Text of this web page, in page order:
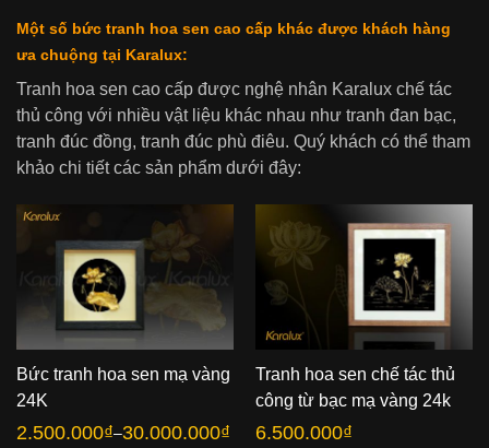
Một số bức tranh hoa sen cao cấp khác được khách hàng
ưa chuộng tại Karalux:
Tranh hoa sen cao cấp được nghệ nhân Karalux chế tác
thủ công với nhiều vật liệu khác nhau như tranh đan bạc,
tranh đúc đồng, tranh đúc phù điêu. Quý khách có thể tham
khảo chi tiết các sản phẩm dưới đây:
Bức tranh hoa sen mạ vàng
24K
2.500.000₫–30.000.000₫
Khoảng
Tranh hoa sen chế tác thủ
công từ bạc mạ vàng 24k
6.500.000₫